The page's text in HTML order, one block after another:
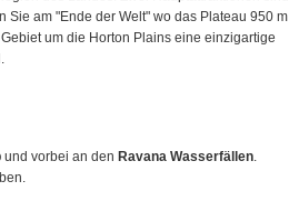
Sie am "Ende der Welt" wo das Plateau 950 m
um die Horton Plains eine einzigartige
und vorbei an den Ravana Wasserfällen.